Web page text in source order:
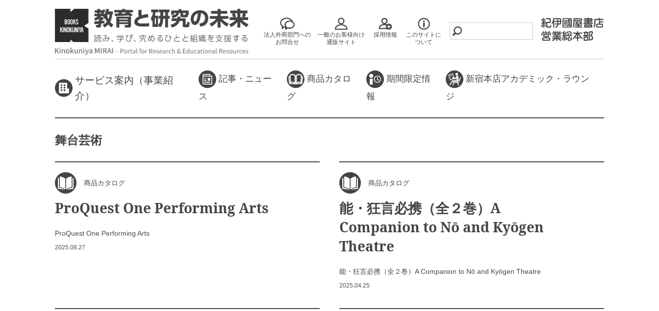
法人外商部門への
お問合せ
一般のお客様向け
通販サイト
採用情報
このサイトに
ついて
サービス案内（事業紹
介）
記事・ニュー
ス
商品カタロ
グ
期間限定情
報
新宿本店アカデミック・ラウン
ジ
舞台芸術
商品カタログ
ProQuest One Performing Arts
ProQuest One Performing Arts
2025.08.27
商品カタログ
能・狂言必携（全２巻）A
Companion to Nō and Kyōgen
Theatre
能・狂言必携（全２巻）A Companion to Nō and Kyōgen Theatre
2025.04.25